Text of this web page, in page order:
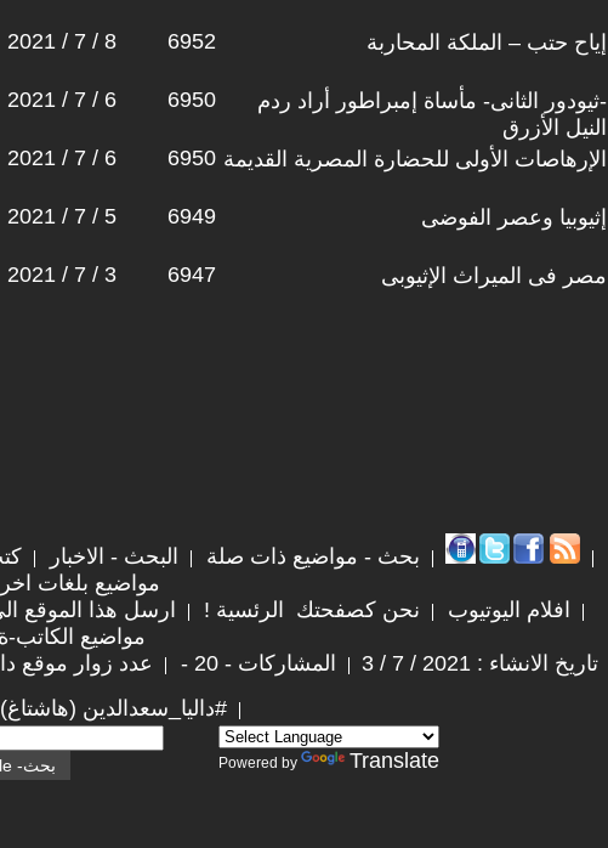
2021 / 7 / 8 6952 إياح حتب – الملكة المحاربة
2021 / 7 / 6 6950
-ثيودور الثانى- مأساة إمبراطور أراد ردم
النيل الأزرق
2021 / 7 / 6 6950 الإرهاصات الأولى للحضارة المصرية القديمة
2021 / 7 / 5 6949 إثيوبيا وعصر الفوضى
2021 / 7 / 3 6947 مصر فى الميراث الإثيوبى
بحث - مواضيع ذات صلة البحث - الاخبار
مواضيع بلغات
افلام اليوتيوب
نحن كصفحتك الرئسية ! ارسل هذا الموقع
مواضيع الكاتب-ة
تاريخ الانشاء : 2021 / 7 / 3
المشاركات - 20 - عدد زوار موقع
#داليا_سعدالدين (هاشتاغ)
Powered by Translate